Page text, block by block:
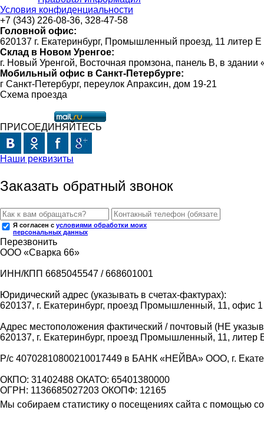
Условия конфиденциальности
+7 (343) 226-08-36, 328-47-58
Головной офис:
620137 г. Екатеринбург, Промышленный проезд, 11 литер Е
Склад в Новом Уренгое:
г. Новый Уренгой, Восточная промзона, панель В, в
Мобильный офис в Санкт-Петербурге:
г Санкт-Петербург, переулок Апраксин, дом 19-21
Схема проезда
ПРИСОЕДИНЯЙТЕСЬ
Наши реквизиты
Заказать обратный звонок
Я согласен с условиями обработки моих
персональных данных
Перезвонить
ООО «Сварка 66»
ИНН/КПП 6685045547 / 668601001
Юридический адрес (указывать в счетах-фактурах):
620137, г. Екатеринбург, проезд Промышленный, 11, офис 1
Адрес местоположения фактический / почтовый (НЕ
620137, г. Екатеринбург, проезд Промышленный, 11, литер
Р/с 40702810800210017449 в БАНК «НЕЙВА» ООО, г.
ОКПО: 31402488 ОКАТО: 65401380000
ОГРН: 1136685027203 ОКОПФ: 12165
Мы собираем статистику о посещениях сайта с помощью